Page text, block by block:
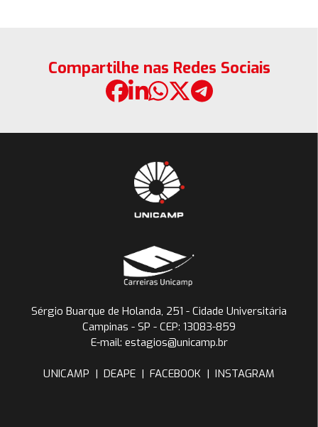
Compartilhe nas Redes Sociais
Sérgio Buarque de Holanda, 251 - Cidade Universitária
Campinas - SP - CEP: 13083-859
E-mail: estagios@unicamp.br
UNICAMP | DEAPE | FACEBOOK | INSTAGRAM